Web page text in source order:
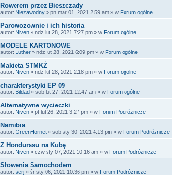
Rowerem przez Bieszczady
autor: Niezawodny » pn mar 01, 2021 2:59 am » w Forum ogólne
Parowozownie i ich historia
autor: Niven » ndz lut 28, 2021 7:27 pm » w Forum ogólne
MODELE KARTONOWE
autor: Luther » ndz lut 28, 2021 6:09 pm » w Forum ogólne
Makieta STMKŻ
autor: Niven » ndz lut 28, 2021 2:18 pm » w Forum ogólne
charakterystyki EP 09
autor: Bildad » sob lut 27, 2021 12:47 am » w Forum ogólne
Alternatywne wycieczki
autor: Niven » pt lut 26, 2021 3:27 pm » w Forum Podróżnicze
Namibia
autor: GreenHornet » sob sty 30, 2021 4:13 pm » w Forum Podróżnicze
Z Hondurasu na Kubę
autor: Niven » czw sty 07, 2021 10:16 am » w Forum Podróżnicze
Słowenia Samochodem
autor: serj » śr sty 06, 2021 10:36 pm » w Forum Podróżnicze